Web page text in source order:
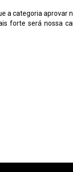
a categoria aprovar
forte será nossa